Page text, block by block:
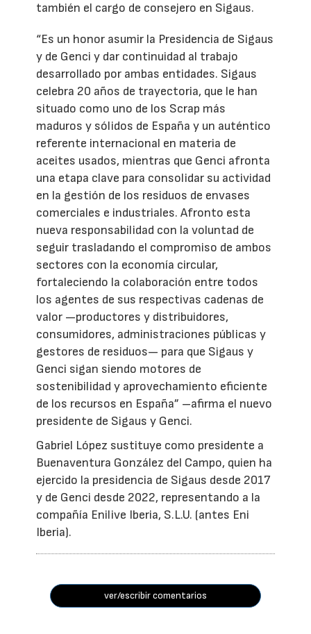
también el cargo de consejero en Sigaus.
“Es un honor asumir la Presidencia de Sigaus
y de Genci y dar continuidad al trabajo
desarrollado por ambas entidades. Sigaus
celebra 20 años de trayectoria, que le han
situado como uno de los Scrap más
maduros y sólidos de España y un auténtico
referente internacional en materia de
aceites usados, mientras que Genci afronta
una etapa clave para consolidar su actividad
en la gestión de los residuos de envases
comerciales e industriales. Afronto esta
nueva responsabilidad con la voluntad de
seguir trasladando el compromiso de ambos
sectores con la economía circular,
fortaleciendo la colaboración entre todos
los agentes de sus respectivas cadenas de
valor —productores y distribuidores,
consumidores, administraciones públicas y
gestores de residuos— para que Sigaus y
Genci sigan siendo motores de
sostenibilidad y aprovechamiento eficiente
de los recursos en España” –afirma el nuevo
presidente de Sigaus y Genci.
Gabriel López sustituye como presidente a
Buenaventura González del Campo, quien ha
ejercido la presidencia de Sigaus desde 2017
y de Genci desde 2022, representando a la
compañía Enilive Iberia, S.L.U. (antes Eni
Iberia).
ver/escribir comentarios